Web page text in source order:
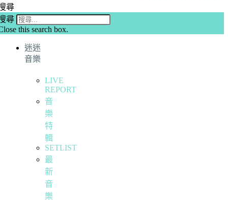
尋
尋
this search box.
迷迷
音樂
LIVE
REPORT
音
樂
特
輯
SETLIST
最
新
音
樂